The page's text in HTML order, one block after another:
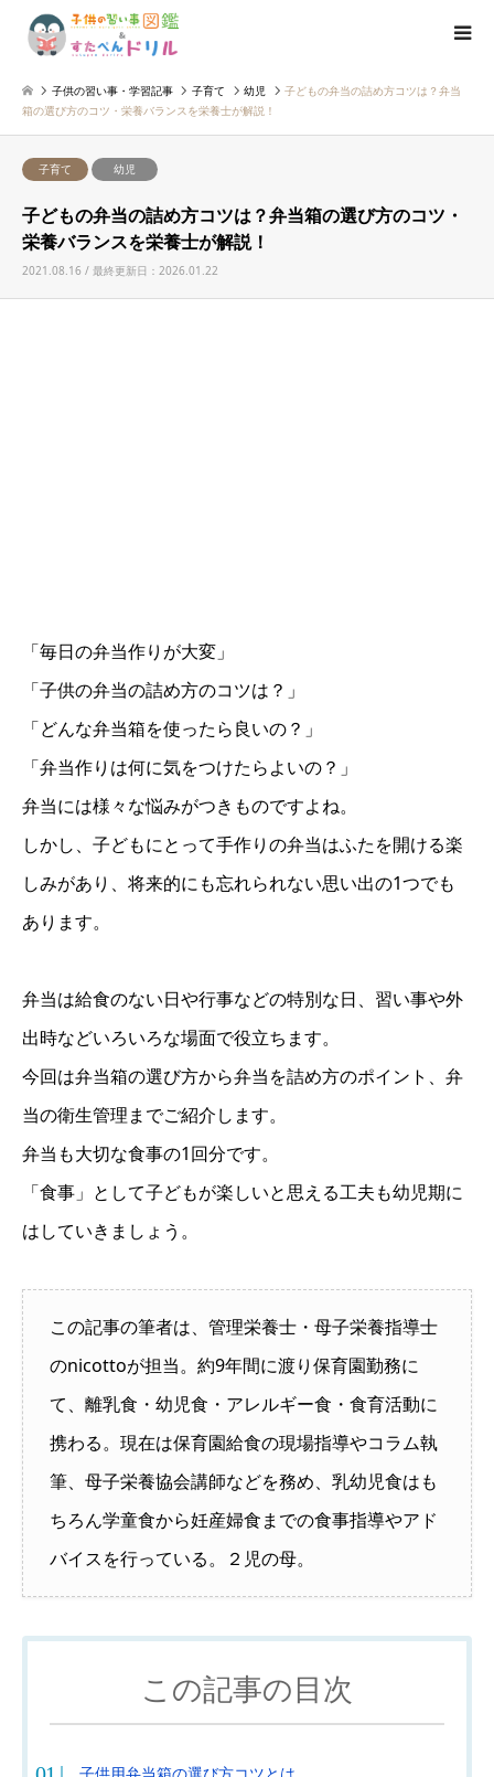
子供の習い事・学習記事 子育て 幼児
子どもの弁当の詰め方コツは？弁当
箱の選び方のコツ・栄養バランスを栄養士が解説！
子育て 幼児
子どもの弁当の詰め方コツは？弁当箱の選び方のコツ・
栄養バランスを栄養士が解説！
2021.08.16 / 最終更新日：2026.01.22
「毎日の弁当作りが大変」
「子供の弁当の詰め方のコツは？」
「どんな弁当箱を使ったら良いの？」
「弁当作りは何に気をつけたらよいの？」
弁当には様々な悩みがつきものですよね。
しかし、子どもにとって手作りの弁当はふたを開ける楽
しみがあり、将来的にも忘れられない思い出の1つでも
あります。
弁当は給食のない日や行事などの特別な日、習い事や外
出時などいろいろな場面で役立ちます。
今回は弁当箱の選び方から弁当を詰め方のポイント、弁
当の衛生管理までご紹介します。
弁当も大切な食事の1回分です。
「食事」として子どもが楽しいと思える工夫も幼児期に
はしていきましょう。
この記事の筆者は、管理栄養士・母子栄養指導士
のnicottoが担当。約9年間に渡り保育園勤務に
て、離乳食・幼児食・アレルギー食・食育活動に
携わる。現在は保育園給食の現場指導やコラム執
筆、母子栄養協会講師などを務め、乳幼児食はも
ちろん学童食から妊産婦食までの食事指導やアド
バイスを行っている。２児の母。
この記事の目次